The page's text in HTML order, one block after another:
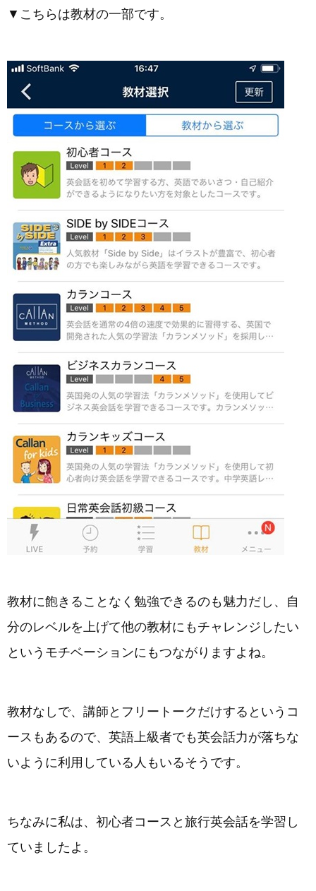
▼こちらは教材の一部です。
教材に飽きることなく勉強できるのも魅力だし、自
分のレベルを上げて他の教材にもチャレンジしたい
というモチベーションにもつながりますよね。
教材なしで、講師とフリートークだけするというコ
ースもあるので、英語上級者でも英会話力が落ちな
いように利用している人もいるそうです。
ちなみに私は、初心者コースと旅行英会話を学習し
ていましたよ。